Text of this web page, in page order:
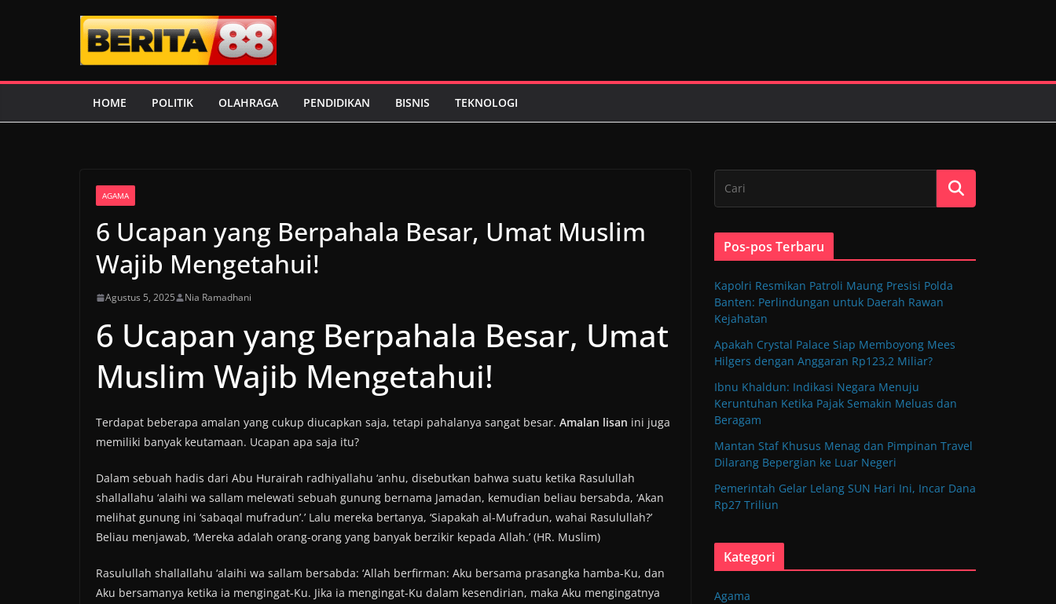
HOME POLITIK OLAHRAGA PENDIDIKAN BISNIS TEKNOLOGI
AGAMA
6 Ucapan yang Berpahala Besar, Umat Muslim
Wajib Mengetahui!
Agustus 5, 2025 Nia Ramadhani
6 Ucapan yang Berpahala Besar, Umat
Muslim Wajib Mengetahui!
Terdapat beberapa amalan yang cukup diucapkan saja, tetapi pahalanya sangat besar. Amalan lisan ini juga
memiliki banyak keutamaan. Ucapan apa saja itu?
Dalam sebuah hadis dari Abu Hurairah radhiyallahu ‘anhu, disebutkan bahwa suatu ketika Rasulullah
shallallahu ‘alaihi wa sallam melewati sebuah gunung bernama Jamadan, kemudian beliau bersabda, ‘Akan
melihat gunung ini ‘sabaqal mufradun’.’ Lalu mereka bertanya, ‘Siapakah al-Mufradun, wahai Rasulullah?’
Beliau menjawab, ‘Mereka adalah orang-orang yang banyak berzikir kepada Allah.’ (HR. Muslim)
Rasulullah shallallahu ‘alaihi wa sallam bersabda: ‘Allah berfirman: Aku bersama prasangka hamba-Ku, dan
Aku bersamanya ketika ia mengingat-Ku. Jika ia mengingat-Ku dalam kesendirian, maka Aku mengingatnya
Pos-pos Terbaru
Kapolri Resmikan Patroli Maung Presisi Polda
Banten: Perlindungan untuk Daerah Rawan
Kejahatan
Apakah Crystal Palace Siap Memboyong Mees
Hilgers dengan Anggaran Rp123,2 Miliar?
Ibnu Khaldun: Indikasi Negara Menuju
Keruntuhan Ketika Pajak Semakin Meluas dan
Beragam
Mantan Staf Khusus Menag dan Pimpinan Travel
Dilarang Bepergian ke Luar Negeri
Pemerintah Gelar Lelang SUN Hari Ini, Incar Dana
Rp27 Triliun
Kategori
Agama